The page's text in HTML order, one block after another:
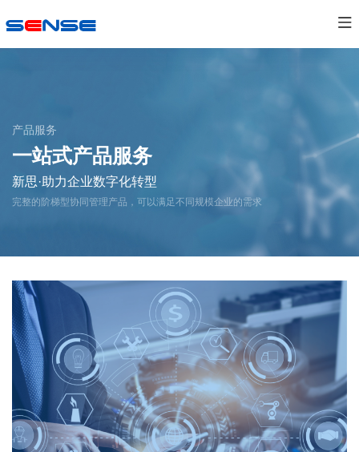
产品服务
一站式产品服务
新思·助力企业数字化转型
完整的阶梯型协同管理产品，可以满足不同规模企业的需求